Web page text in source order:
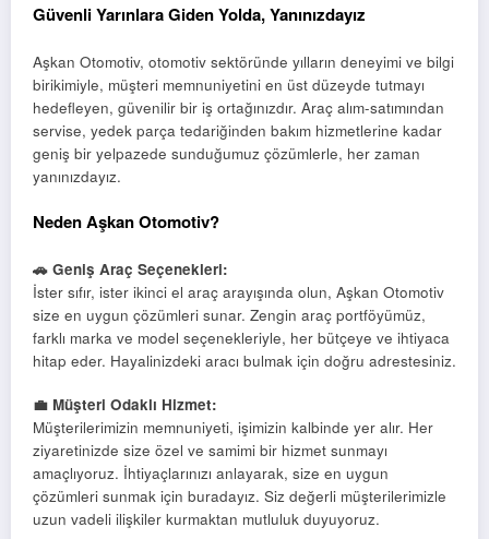
Güvenli Yarınlara Giden Yolda, Yanınızdayız
Aşkan Otomotiv, otomotiv sektöründe yılların deneyimi ve bilgi
birikimiyle, müşteri memnuniyetini en üst düzeyde tutmayı
hedefleyen, güvenilir bir iş ortağınızdır. Araç alım-satımından
servise, yedek parça tedariğinden bakım hizmetlerine kadar
geniş bir yelpazede sunduğumuz çözümlerle, her zaman
yanınızdayız.
Neden Aşkan Otomotiv?
🚗 Geniş Araç Seçenekleri:
İster sıfır, ister ikinci el araç arayışında olun, Aşkan Otomotiv
size en uygun çözümleri sunar. Zengin araç portföyümüz,
farklı marka ve model seçenekleriyle, her bütçeye ve ihtiyaca
hitap eder. Hayalinizdeki aracı bulmak için doğru adrestesiniz.
💼 Müşteri Odaklı Hizmet:
Müşterilerimizin memnuniyeti, işimizin kalbinde yer alır. Her
ziyaretinizde size özel ve samimi bir hizmet sunmayı
amaçlıyoruz. İhtiyaçlarınızı anlayarak, size en uygun
çözümleri sunmak için buradayız. Siz değerli müşterilerimizle
uzun vadeli ilişkiler kurmaktan mutluluk duyuyoruz.